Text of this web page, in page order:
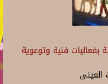
بفعاليات فنية وتوعوية
العينى